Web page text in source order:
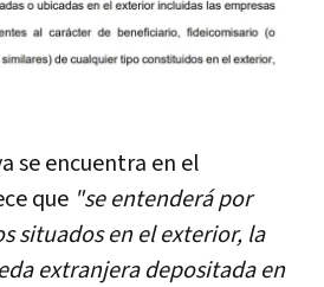
se encuentra en el
que "se entenderá por
situados en el exterior, la
extranjera depositada en